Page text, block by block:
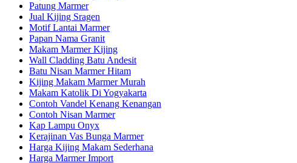
Patung Marmer
Jual Kijing Sragen
Motif Lantai Marmer
Papan Nama Granit
Makam Marmer Kijing
Wall Cladding Batu Andesit
Batu Nisan Marmer Hitam
Kijing Makam Marmer Murah
Makam Katolik Di Yogyakarta
Contoh Vandel Kenang Kenangan
Contoh Nisan Marmer
Kap Lampu Onyx
Kerajinan Vas Bunga Marmer
Harga Kijing Makam Sederhana
Harga Marmer Import